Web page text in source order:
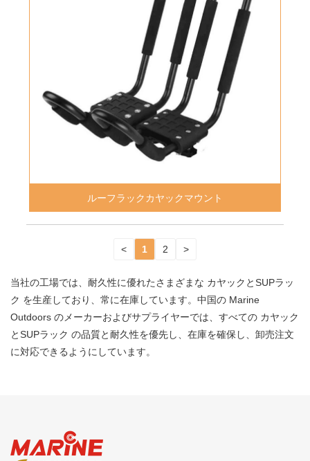
ルーフラックカヤックマウント
< 1 2 >
当社の工場では、耐久性に優れたさまざまな カヤックとSUPラッ
ク を生産しており、常に在庫しています。中国の Marine
Outdoors のメーカーおよびサプライヤーでは、すべての カヤック
とSUPラック の品質と耐久性を優先し、在庫を確保し、卸売注文
に対応できるようにしています。